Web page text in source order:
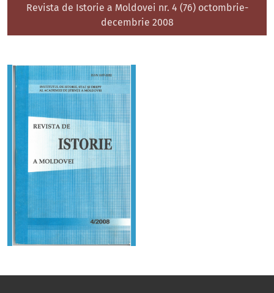
Revista de Istorie a Moldovei nr. 4 (76) octombrie-
decembrie 2008